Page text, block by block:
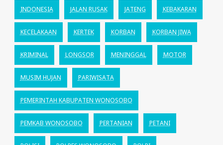
INDONESIA JALAN RUSAK JATENG KEBAKARAN
KECELAKAAN KERTEK KORBAN KORBAN JIWA
KRIMINAL LONGSOR MENINGGAL MOTOR
MUSIM HUJAN PARIWISATA
PEMERINTAH KABUPATEN WONOSOBO
PEMKAB WONOSOBO PERTANIAN PETANI